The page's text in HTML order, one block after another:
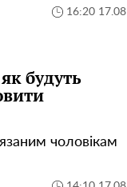
16:20 17.08
будуть
чоловікам